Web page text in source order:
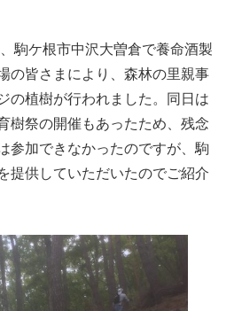
駒ケ根市中沢大曽倉で養命酒製
の皆さまにより、森林の里親事
の植樹が行われました。同日は
樹祭の開催もあったため、残念
参加できなかったのですが、駒
提供していただいたのでご紹介